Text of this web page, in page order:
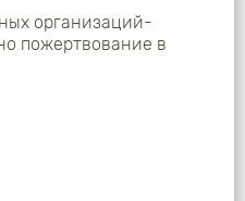
организаций-
пожертвование в